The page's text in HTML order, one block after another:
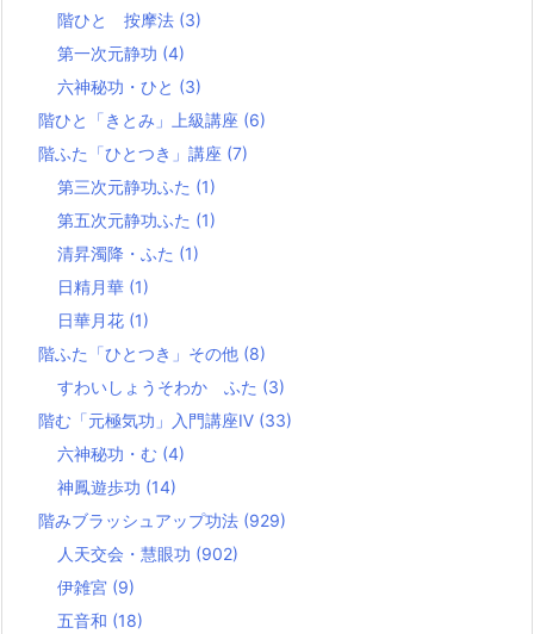
階ひと 按摩法 (3)
第一次元静功 (4)
六神秘功・ひと (3)
階ひと「きとみ」上級講座 (6)
階ふた「ひとつき」講座 (7)
第三次元静功ふた (1)
第五次元静功ふた (1)
清昇濁降・ふた (1)
日精月華 (1)
日華月花 (1)
階ふた「ひとつき」その他 (8)
すわいしょうそわか ふた (3)
階む「元極気功」入門講座Ⅳ (33)
六神秘功・む (4)
神鳳遊歩功 (14)
階みブラッシュアップ功法 (929)
人天交会・慧眼功 (902)
伊雑宮 (9)
五音和 (18)